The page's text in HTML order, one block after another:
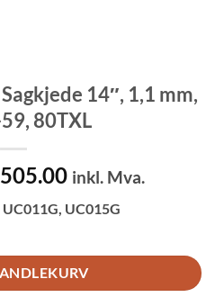
14″, 1,1 mm,
80TXL
Nåværende
er:
inkl. Mva.
UC011G, UC015G
1,1 mm, 0,325, -59, 80TXL antall